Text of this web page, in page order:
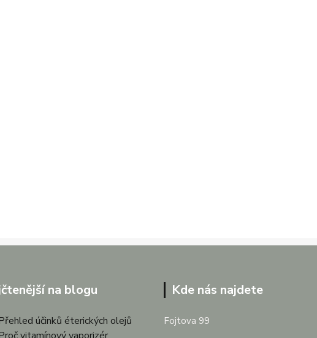
na blogu
účinků éterických olejů
Kde nás najdete
Fojtova 99